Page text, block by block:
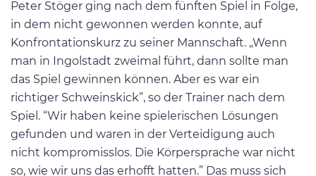
Peter Stöger ging nach dem fünften Spiel in Folge,
in dem nicht gewonnen werden konnte, auf
Konfrontationskurz zu seiner Mannschaft. „Wenn
man in Ingolstadt zweimal führt, dann sollte man
das Spiel gewinnen können. Aber es war ein
richtiger Schweinskick”, so der Trainer nach dem
Spiel. “Wir haben keine spielerischen Lösungen
gefunden und waren in der Verteidigung auch
nicht kompromisslos. Die Körpersprache war nicht
so, wie wir uns das erhofft hatten.” Das muss sich